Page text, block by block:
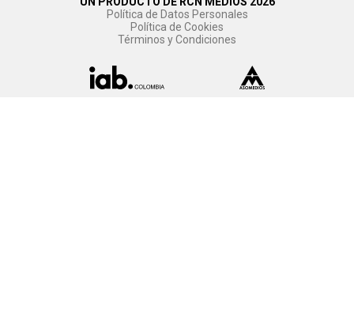
Política de Datos Personales
Política de Cookies
Términos y Condiciones